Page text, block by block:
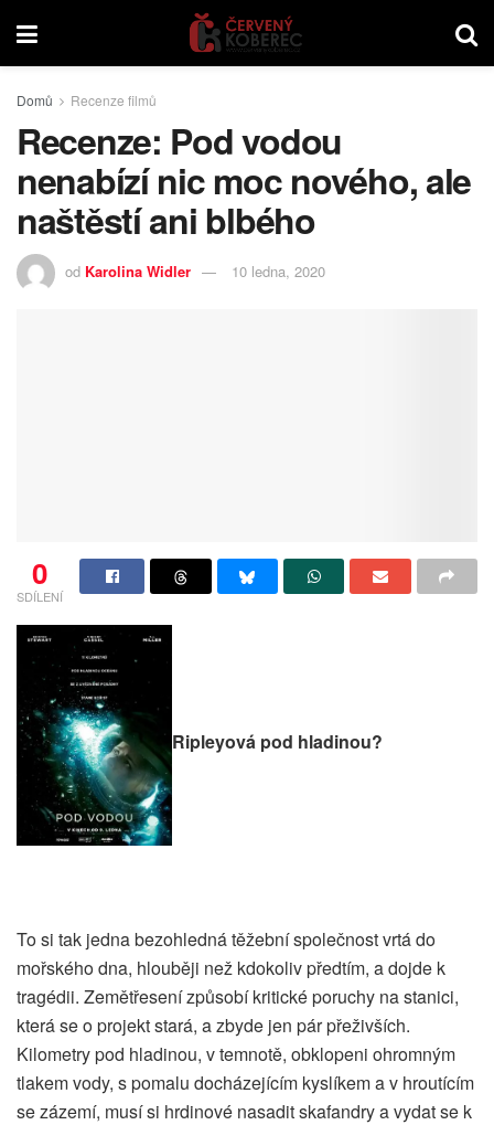
Domů Recenze filmů
Recenze: Pod vodou
nenabízí nic moc nového, ale
naštěstí ani blbého
od Karolina Widler 10 ledna, 2020
0
SDÍLENÍ
Ripleyová pod hladinou?
To si tak jedna bezohledná těžební společnost vrtá do
mořského dna, hlouběji než kdokoliv předtím, a dojde k
tragédii. Zemětřesení způsobí kritické poruchy na stanici,
která se o projekt stará, a zbyde jen pár přeživších.
Kilometry pod hladinou, v temnotě, obklopeni ohromným
tlakem vody, s pomalu docházejícím kyslíkem a v hroutícím
se zázemí, musí si hrdinové nasadit skafandry a vydat se k